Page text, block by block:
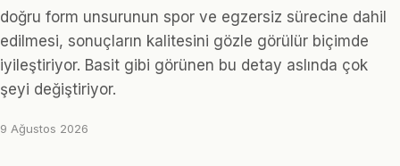
doğru form unsurunun spor ve egzersiz sürecine dahil
edilmesi, sonuçların kalitesini gözle görülür biçimde
iyileştiriyor. Basit gibi görünen bu detay aslında çok
şeyi değiştiriyor.
9 Ağustos 2026